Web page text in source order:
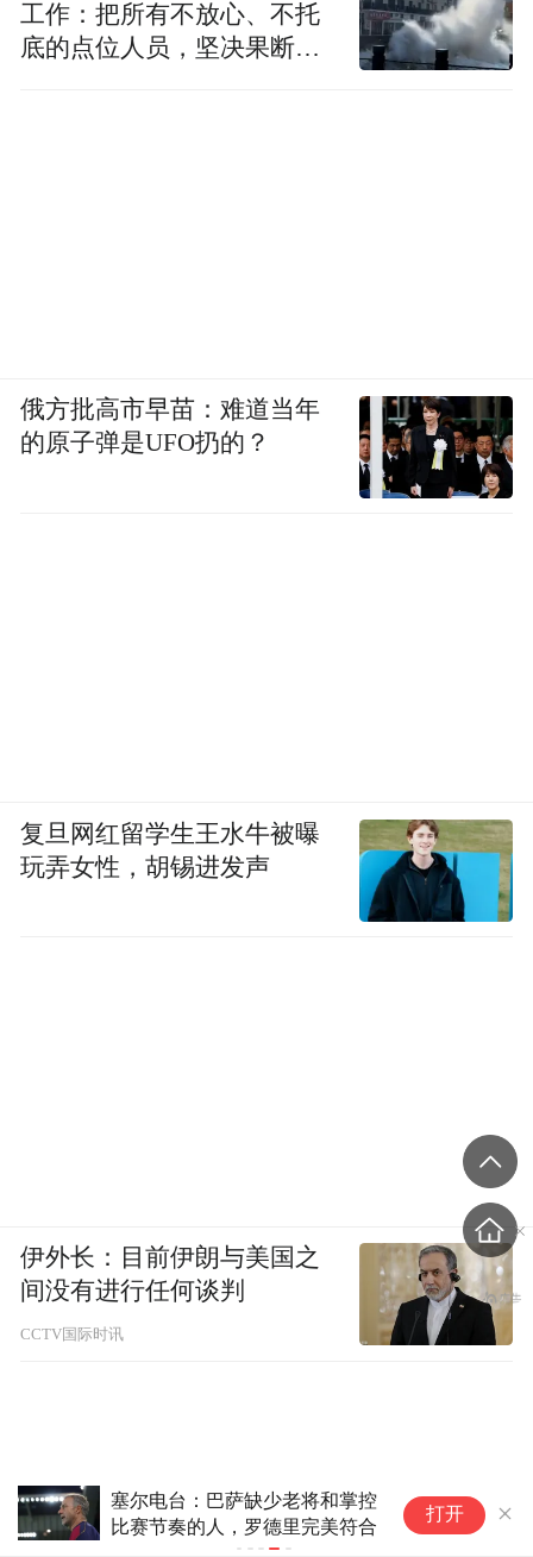
塞尔电台：巴萨缺少老将和掌控
比赛节奏的人，罗德里完美符合
打开
工作：把所有不放心、不托
底的点位人员，坚决果断转
俄方批高市早苗：难道当年
的原子弹是UFO扔的？
复旦网红留学生王水牛被曝
玩弄女性，胡锡进发声
伊外长：目前伊朗与美国之
间没有进行任何谈判
CCTV国际时讯